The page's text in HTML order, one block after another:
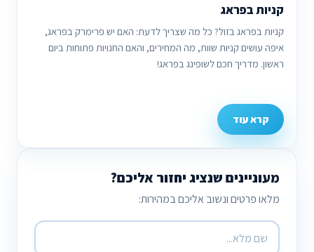
קניות בפראג
קניות בפראג בזול? כל מה שצריך לדעת: האם יש פרימרק בפראג,
איפה עושים קניות שוות, מה המחירים, והאם החנויות פתוחות ביום
ראשון. מדריך חכם לשופינג בפראג!
קרא עוד
מעוניינים שנציג יחזור אליכם?
מלאו פרטים ונשוב אליכם במהירות: